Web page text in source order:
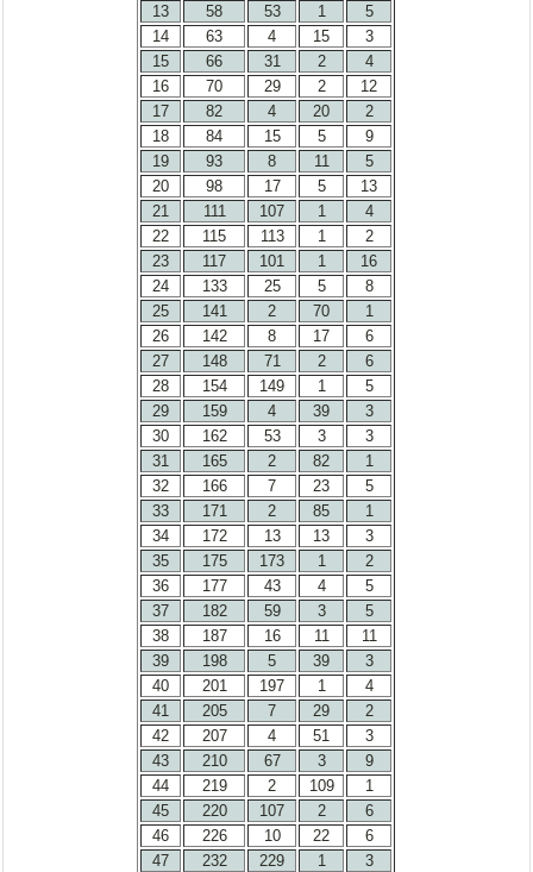
13
58 53 1
5
14
63 4 15
3
15
66 31 2
4
16
70 29 2
12
17
82 4 20
2
18
84 15 5
9
19
93 8 11
5
20
98 17 5
13
21
111 107 1
4
22
115 113 1
2
23
117 101 1
16
24
133 25 5
8
25
141 2 70
1
26
142 8 17
6
27
148 71 2
6
28
154 149 1
5
29
159 4 39
3
30
162 53 3
3
31
165 2 82
1
32
166 7 23
5
33
171 2 85
1
34
172 13 13
3
35
175 173 1
2
36
177 43 4
5
37
182 59 3
5
38
187 16 11
11
39
198 5 39
3
40
201 197 1
4
41
205 7 29
2
42
207 4 51
3
43
210 67 3
9
44
219 2 109
1
45
220 107 2
6
46
226 10 22
6
47
232 229 1
3